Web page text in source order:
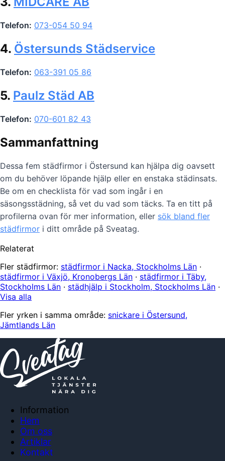
Telefon: 073-054 50 94
4. Östersunds Städservice
Telefon: 063-391 05 86
5. Paulz Städ AB
Telefon: 070-601 82 43
Sammanfattning
Dessa fem städfirmor i Östersund kan hjälpa dig oavsett
om du behöver löpande hjälp eller en enstaka städinsats.
Be om en checklista för vad som ingår i en
säsongsstädning, så vet du vad som täcks. Ta en titt på
profilerna ovan för mer information, eller sök bland fler
städfirmor i ditt område på Sveatag.
Relaterat
Fler städfirmor: städfirmor i Nacka, Stockholms Län ·
städfirmor i Växjö, Kronobergs Län · städfirmor i Täby,
Stockholms Län · städhjälp i Stockholm, Stockholms Län ·
Visa alla
Fler yrken i samma område: snickare i Östersund,
Jämtlands Län
Information
Hem
Om oss
Artiklar
Kontakt